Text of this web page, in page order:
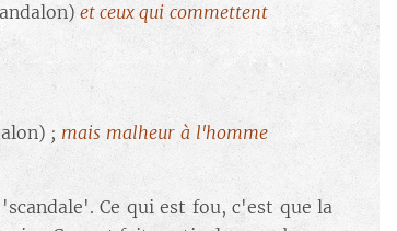
et ceux qui commettent
; mais malheur à l'homme
Ce qui est fou, c'est que la